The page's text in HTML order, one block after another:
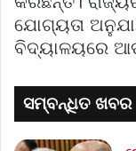
ଯୋଗ୍ୟତା
ବିଦ୍ୟାଳୟରେ
ସମ୍ବନ୍ଧିତ ଖବର